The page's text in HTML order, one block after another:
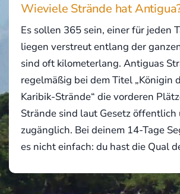
Wieviele Strände hat
Es sollen 365 sein, einer für jeden
liegen verstreut entlang der
sind oft kilometerlang. Antiguas
regelmäßig bei dem Titel „Königin
Karibik-Strände“ die vorderen
Strände sind laut Gesetz öffentlich
zugänglich. Bei deinem 14-Tage
es nicht einfach: du hast die Qual